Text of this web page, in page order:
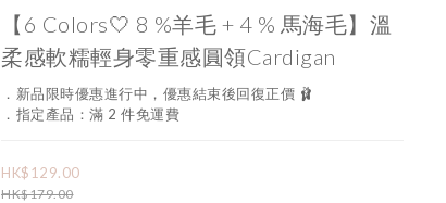
【6 Colors🤍 8 %羊毛 + 4 % 馬海毛】溫
柔感軟糯輕身零重感圓領Cardigan
．新品限時優惠進行中，優惠結束後回復正價 🩰
．指定產品：滿 2 件免運費
HK$129.00
HK$179.00